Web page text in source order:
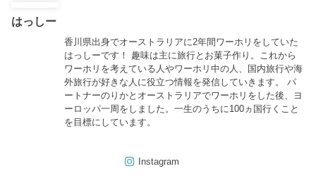
はっしー
香川県出身でオーストラリアに2年間ワーホリをしていた
はっしーです！ 趣味は主に旅行とお菓子作り。これから
ワーホリを考えている人やワーホリ中の人、国内旅行や海
外旅行が好きな人に役立つ情報を発信していきます。 パ
ートナーのりかとオーストラリアでワーホリをした後、ヨ
ーロッパ一周をしました。一生のうちに100ヵ国行くこと
を目標にしています。
Instagram